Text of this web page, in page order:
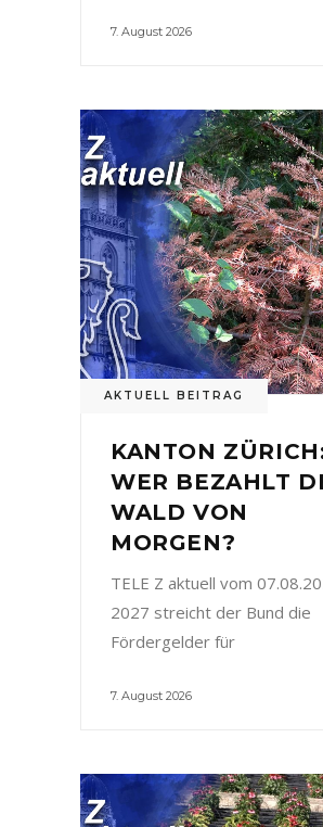
7. August 2026
AKTUELL BEITRAG
KANTON
WER BEZAHLT
WALD VON
MORGEN?
TELE Z aktuell vom
2027 streicht der Bund die
Fördergelder für
7. August 2026